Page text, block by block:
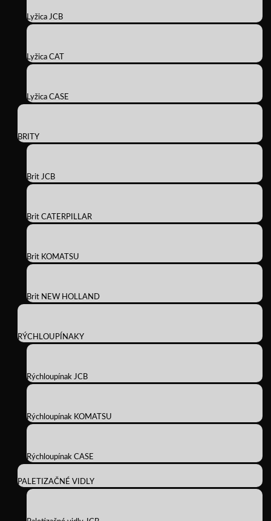
Lyžica JCB
Lyžica CAT
Lyžica CASE
BRITY
Brit JCB
Brit CATERPILLAR
Brit KOMATSU
Brit NEW HOLLAND
RÝCHLOUPÍNAKY
Rýchloupínak JCB
Rýchloupínak KOMATSU
Rýchloupínak CASE
PALETIZAČNÉ VIDLY